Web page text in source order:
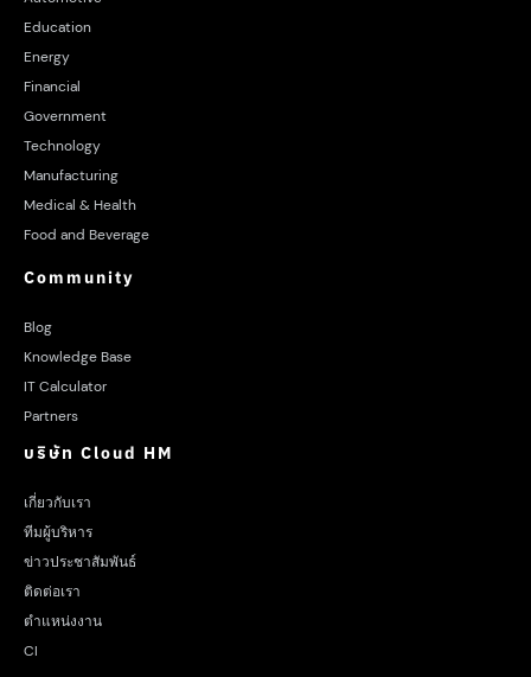
Education
Energy
Financial
Government
Technology
Manufacturing
Medical & Health
Food and Beverage
Community
Blog
Knowledge Base
IT Calculator
Partners
บริษัท Cloud HM
เกี่ยวกับเรา
ทีมผู้บริหาร
ข่าวประชาสัมพันธ์
ติดต่อเรา
ตำแหน่งงาน
CI